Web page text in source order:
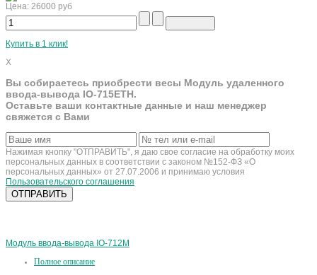
Цена: 26000 руб
Купить в 1 клик!
X
Вы собираетесь приобрести весы Модуль удаленного
ввода-вывода IO-715ETH.
Оставьте ваши контактные данные и наш менеджер
свяжется с Вами
Нажимая кнопку "ОТПРАВИТЬ", я даю свое согласие на обработку моих
персональных данных в соответствии с законом №152-ФЗ «О
персональных данных» от 27.07.2006 и принимаю условия
Пользовательского соглашения
Модуль ввода-вывода IO-712M
Полное описание